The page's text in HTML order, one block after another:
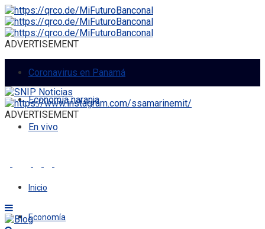
ADVERTISEMENT
Coronavirus en Panamá
Economía naranja
En vivo
ADVERTISEMENT
Inicio
Economía